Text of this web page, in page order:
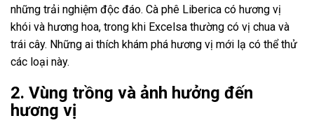
những trải nghiệm độc đáo. Cà phê Liberica có hương vị
khói và hương hoa, trong khi Excelsa thường có vị chua và
trái cây. Những ai thích khám phá hương vị mới lạ có thể thử
các loại này.
2. Vùng trồng và ảnh hưởng đến
hương vị